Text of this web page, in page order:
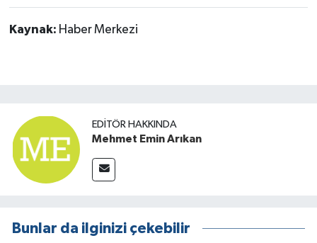
Kaynak: Haber Merkezi
EDITÖR HAKKINDA
Mehmet Emin Arıkan
Bunlar da ilginizi çekebilir